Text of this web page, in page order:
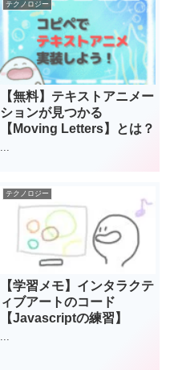
テクノロジー
【無料】テキストアニメー
ションが見つかる
【Moving Letters】とは？
テクノロジー
【学習メモ】インタラクテ
ィブアートのコード
【Javascriptの練習】